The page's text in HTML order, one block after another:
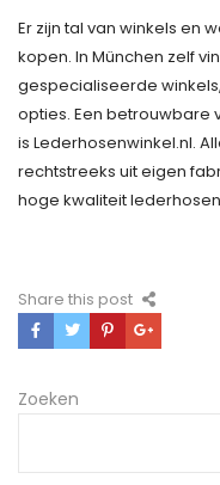
Er zijn tal van winkels en
kopen. In München zelf
gespecialiseerde
opties. Een betrouwbare
is Lederhosenwinkel.nl.
rechtstreeks uit eigen
hoge kwaliteit
Share this post
Zoeken